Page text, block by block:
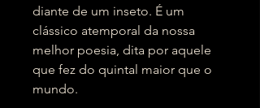
diante de um inseto. É um
clássico atemporal da nossa
melhor poesia, dita por aquele
que fez do quintal maior que o
mundo.